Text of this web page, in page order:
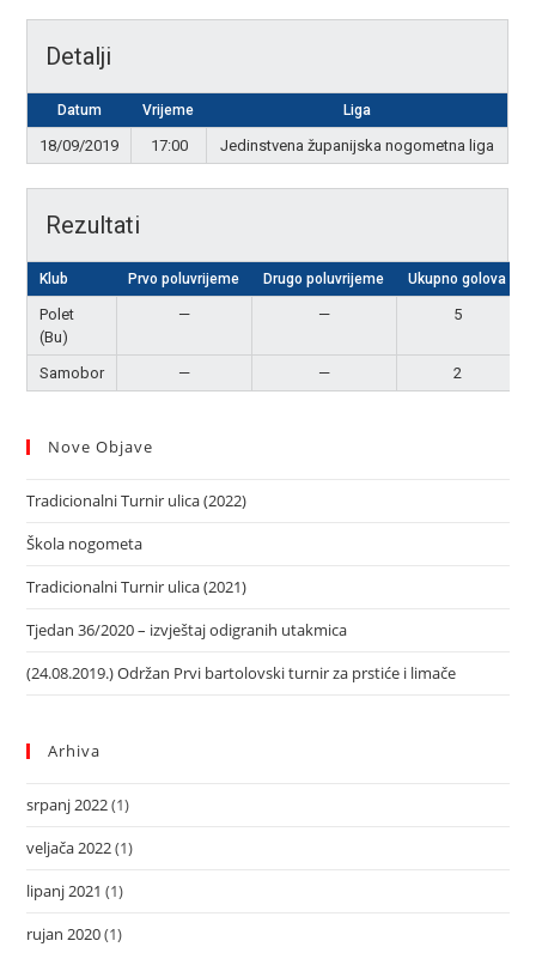
Detalji
Datum Vrijeme Liga
18/09/2019 17:00 Jedinstvena županijska nogometna liga
Rezultati
Klub Prvo poluvrijeme Drugo poluvrijeme Ukupno golova
Polet
(Bu)
— — 5
Samobor — — 2
Nove Objave
Tradicionalni Turnir ulica (2022)
Škola nogometa
Tradicionalni Turnir ulica (2021)
Tjedan 36/2020 – izvještaj odigranih utakmica
(24.08.2019.) Održan Prvi bartolovski turnir za prstiće i limače
Arhiva
srpanj 2022(1)
veljača 2022(1)
lipanj 2021 (1)
rujan 2020(1)